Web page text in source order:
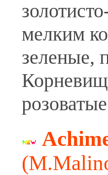
мелким
зеленые,